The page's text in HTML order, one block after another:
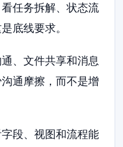
任务拆解、状态流
底线要求。
、文件共享和消息
通摩擦，而不是增
段、视图和流程能